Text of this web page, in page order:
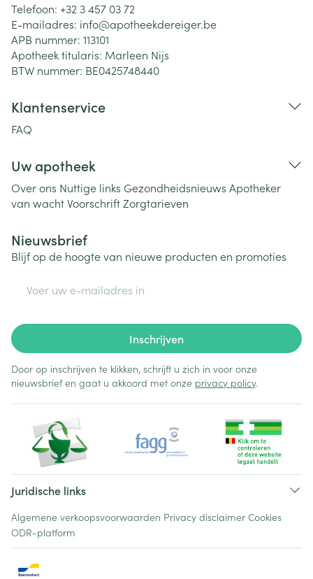
Telefoon: +32 3 457 03 72
E-mailadres: info@apotheekdereiger.be
APB nummer: 113101
Apotheek titularis: Marleen Nijs
BTW nummer: BE0425748440
Klantenservice
FAQ
Uw apotheek
Over ons Nuttige links Gezondheidsnieuws Apotheker
van wachtVoorschriftZorgtarieven
Nieuwsbrief
Blijf op de hoogte van nieuwe producten en promoties
Inschrijven
Door op inschrijven te klikken, schrijft u zich in voor onze
nieuwsbrief en gaat u akkoord met onze privacy policy.
Juridische links
Algemene verkoopsvoorwaarden Privacy disclaimer Cookies
ODR-platform